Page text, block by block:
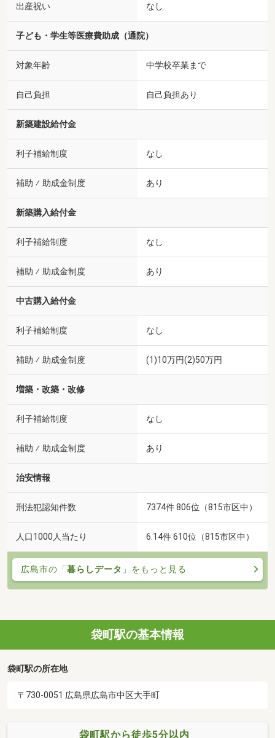
出産祝い なし
子ども・学生等医療費助成（通院）
対象年齢 中学校卒業まで
自己負担 自己負担あり
新築建設給付金
利子補給制度 なし
補助 ⁄ 助成金制度 あり
新築購入給付金
利子補給制度 なし
補助 ⁄ 助成金制度 あり
中古購入給付金
利子補給制度 なし
補助 ⁄ 助成金制度 (1)10万円(2)50万円
増築・改築・改修
利子補給制度 なし
補助 ⁄ 助成金制度 あり
治安情報
刑法犯認知件数 7374件 806位（815市区中）
人口1000人当たり 6.14件 610位（815市区中）
広島市の「暮らしデータ 」をもっと見る
袋町駅の基本情報
袋町駅の所在地
〒730-0051 広島県広島市中区大手町
袋町駅から徒歩5分以内